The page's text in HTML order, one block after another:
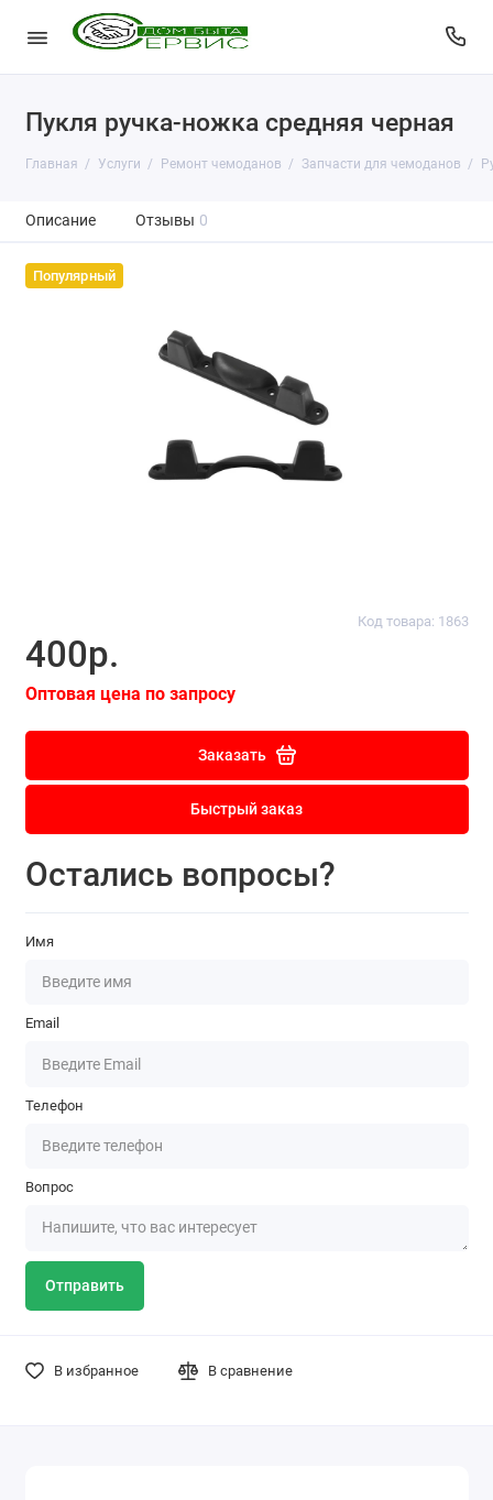
Пукля ручка-ножка средняя черная
Главная Услуги Ремонт чемоданов Запчасти для чемоданов
Описание Отзывы 0
Популярный
Код товара: 1863
400р.
Оптовая цена по запросу
Заказать
Быстрый заказ
Остались вопросы?
Имя
Email
Телефон
Вопрос
Отправить
В избранное В сравнение